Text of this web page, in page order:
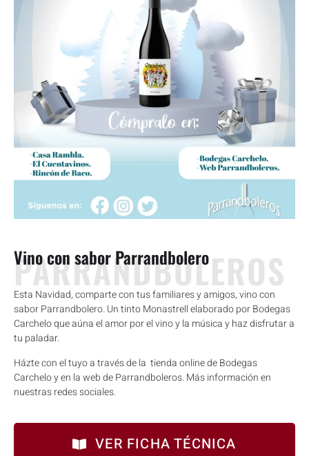
Vino con sabor Parrandbolero
Esta Navidad, comparte con tus familiares y amigos, vino con
sabor Parrandbolero. Un tinto Monastrell elaborado por Bodegas
Carchelo que aúna el amor por el vino y la música y haz disfrutar a
tu paladar.
Házte con el tuyo a través de la tienda online de Bodegas
Carchelo y en la web de Parrandboleros. Más información en
nuestras redes sociales.
VER FICHA TÉCNICA
PARRANDBOLEROS